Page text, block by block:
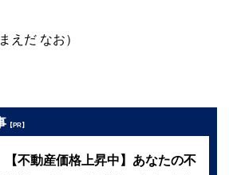
えだ なお）
【PR】
【不動産価格上昇中】あなたの不